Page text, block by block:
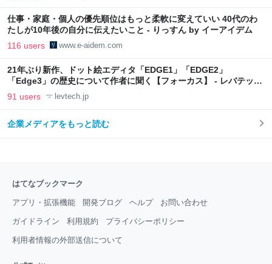
仕事・家庭・個人の優先順位はもっと柔軟に変えていい 40代のわ
たしが10年後の自分に伝えたいこと - りっすん by イーアイデム
116 users www.e-aidem.com
21年ぶり新作、ドット絵エディタ「EDGE1」「EDGE2」
「Edge3」の歴史について作者に聞く【フォーカス】 - レバテック
LAB
91 users levtech.jp
企業メディアをもっと読む
はてなブックマーク
アプリ・拡張機能 開発ブログ ヘルプ お問い合わせ
ガイドライン 利用規約 プライバシーポリシー
利用者情報の外部送信について